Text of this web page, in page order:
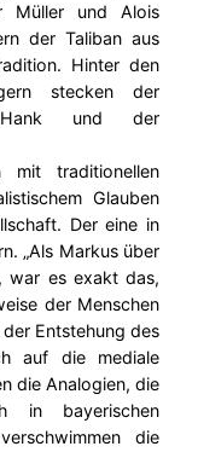
Müller und Alois
der Taliban aus
Hinter den
stecken der
Hank und der
mit traditionellen
Glauben
Der eine in
„Als Markus über
war es exakt das,
der Menschen
Entstehung des
auf die mediale
die Analogien, die
in bayerischen
die